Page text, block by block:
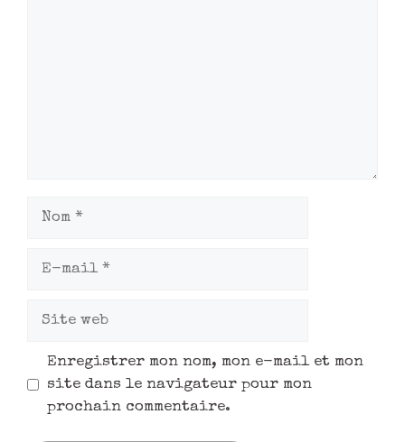
Enregistrer mon nom, mon e-mail et mon
site dans le navigateur pour mon
prochain commentaire.